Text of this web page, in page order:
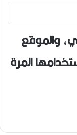
والموقع
المرة